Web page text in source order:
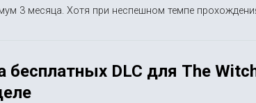
3 месяца. Хотя при неспешном темпе
бесплатных DLC для The